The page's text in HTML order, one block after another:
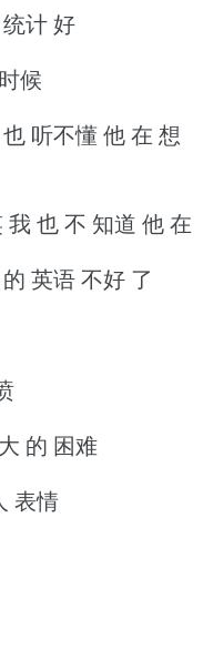
计 好
候
听不懂 他 在 想
也 不 知道 他 在
英语 不好 了
的 困难
表情